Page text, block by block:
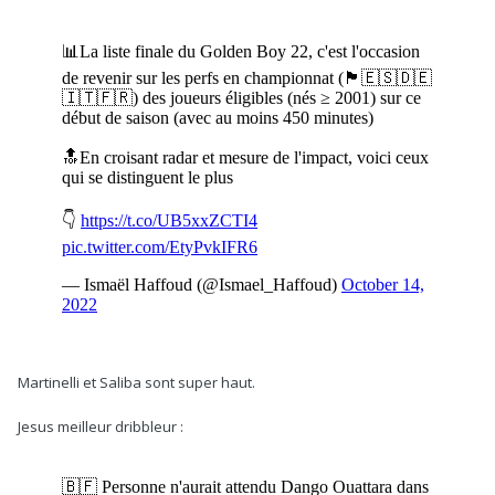
Martinelli et Saliba sont super haut.
Jesus meilleur dribbleur :